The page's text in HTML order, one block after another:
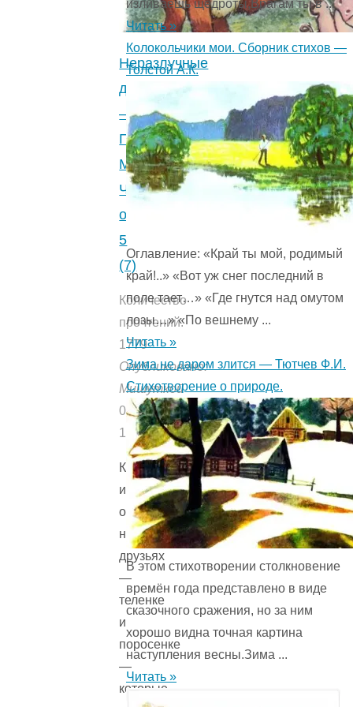
Ангел
Каралийчев.
Читайте
(1) "
Неразлучные
друзья
—
Пляцковский
М.С.
Читать
онлайн.
5
(7)
Количество
прочтений:
1779
Опубликовано:
Мишуткой
08.02.2019
19.02.2019
Короткая
история
о
неразлучных
друзьях
—
теленке
и
поросенке
—
которые
изливаешь щедроты,Врагам ты в ...
Читать »
Колокольчики мои. Сборник стихов —
Толстой А.К.
Оглавление: «Край ты мой, родимый
край!..» «Вот уж снег последний в
поле тает…» «Где гнутся над омутом
лозы…» «По вешнему ...
Читать »
Зима не даром злится — Тютчев Ф.И.
Стихотворение о природе.
В этом стихотворении столкновение
времён года представ­лено в виде
сказочного сражения, но за ним
хорошо видна точная картина
наступления весны.Зима ...
Читать »